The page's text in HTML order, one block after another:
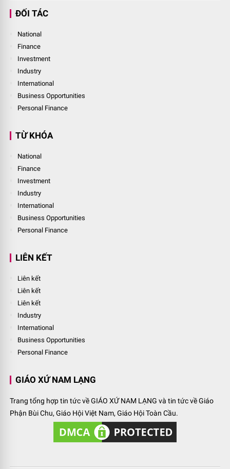
ĐỐI TÁC
National
Finance
Investment
Industry
International
Business Opportunities
Personal Finance
TỪ KHÓA
National
Finance
Investment
Industry
International
Business Opportunities
Personal Finance
LIÊN KẾT
Liên kết
Liên kết
Liên kết
Industry
International
Business Opportunities
Personal Finance
GIÁO XỨ NAM LẠNG
Trang tổng hợp tin tức về GIÁO XỨ NAM LẠNG và tin tức về Giáo
Phận Bùi Chu, Giáo Hội Việt Nam, Giáo Hội Toàn Cầu.